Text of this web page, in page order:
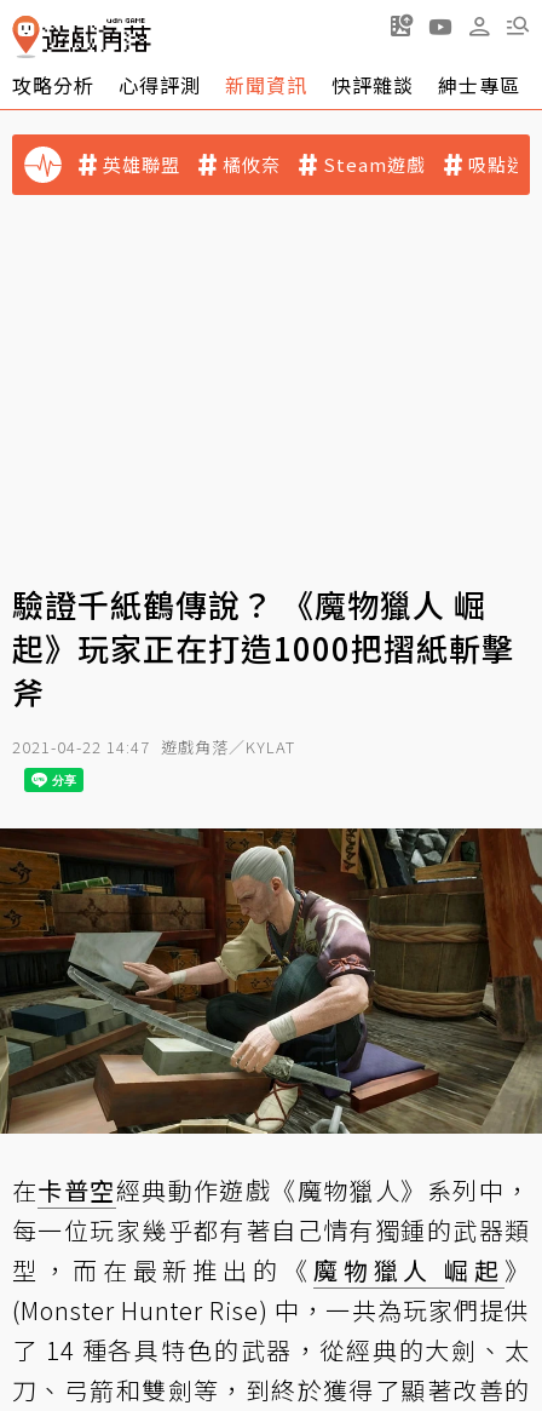
攻略分析 心得評測 新聞資訊 快評雜談 紳士專區
英雄聯盟 橘攸奈 Steam遊戲 吸點迷
驗證千紙鶴傳說？ 《魔物獵人 崛
起》玩家正在打造1000把摺紙斬擊
斧
2021-04-22 14:47 遊戲角落／KYLAT
在卡普空經典動作遊戲《魔物獵人》系列中，
每一位玩家幾乎都有著自己情有獨鍾的武器類
型，而在最新推出的《 魔物獵人 崛起 》
(Monster Hunter Rise) 中，一共為玩家們提供
了 14 種各具特色的武器，從經典的大劍、太
刀、弓箭和雙劍等，到終於獲得了顯著改善的